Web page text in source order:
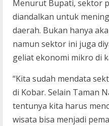
Menurut Bupati, sektor
diandalkan untuk
daerah. Bukan hanya
namun sektor ini juga
geliat ekonomi mikro di
“Kita sudah mendata
di Kobar. Selain Taman
tentunya kita harus
wisata bisa menjadi